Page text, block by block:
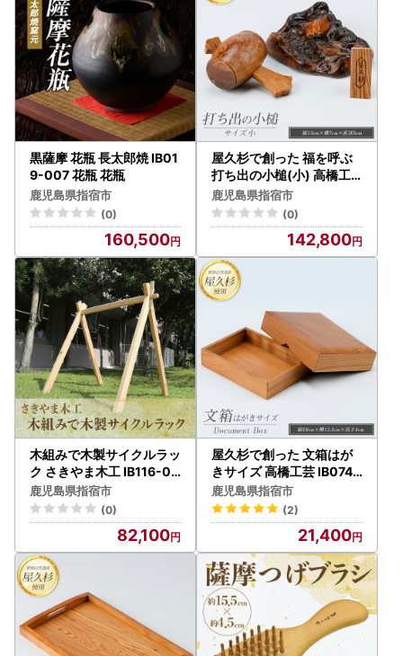
黒薩摩 花瓶 長太郎焼 IB01
9-007 花瓶 花瓶
鹿児島県指宿市
(0)
160,500
屋久杉で創った 福を呼ぶ
打ち出の小槌(小) 高橋工
芸 IB074-017 こづち 工芸
品
鹿児島県指宿市
(0)
142,800
木組みで木製サイクルラッ
ク さきやま木工 IB116-00
4 自転車スタンド 自転車
スタンド
鹿児島県指宿市
(0)
82,100
屋久杉で創った 文箱はが
きサイズ 高橋工芸 IB074-
015 工芸品 工芸品
鹿児島県指宿市
(2)
21,400